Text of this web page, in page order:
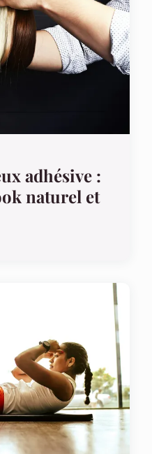
adhésive :
naturel et